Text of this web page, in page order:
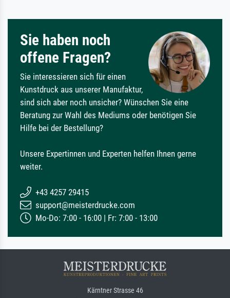
Sie haben noch
offene Fragen?
Sie interessieren sich für einen
Kunstdruck aus unserer Manufaktur,
sind sich aber noch unsicher? Wünschen Sie eine
Beratung zur Wahl des Mediums oder benötigen Sie
Hilfe bei der Bestellung?
Unsere Expertinnen und Experten helfen Ihnen gerne
weiter.
+43 4257 29415
support@meisterdrucke.com
Mo-Do: 7:00 - 16:00 | Fr: 7:00 - 13:00
Kärntner Strasse 46